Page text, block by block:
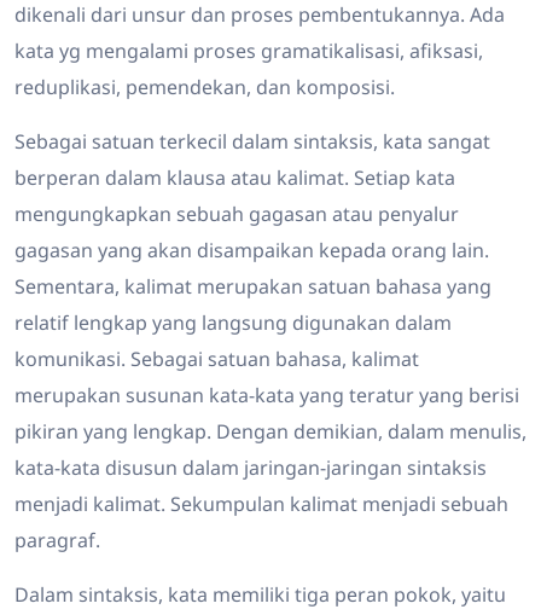
dikenali dari unsur dan proses pembentukannya. Ada
kata yg mengalami proses gramatikalisasi, afiksasi,
reduplikasi, pemendekan, dan komposisi.
Sebagai satuan terkecil dalam sintaksis, kata sangat
berperan dalam klausa atau kalimat. Setiap kata
mengungkapkan sebuah gagasan atau penyalur
gagasan yang akan disampaikan kepada orang lain.
Sementara, kalimat merupakan satuan bahasa yang
relatif lengkap yang langsung digunakan dalam
komunikasi. Sebagai satuan bahasa, kalimat
merupakan susunan kata-kata yang teratur yang berisi
pikiran yang lengkap. Dengan demikian, dalam menulis,
kata-kata disusun dalam jaringan-jaringan sintaksis
menjadi kalimat. Sekumpulan kalimat menjadi sebuah
paragraf.
Dalam sintaksis, kata memiliki tiga peran pokok, yaitu